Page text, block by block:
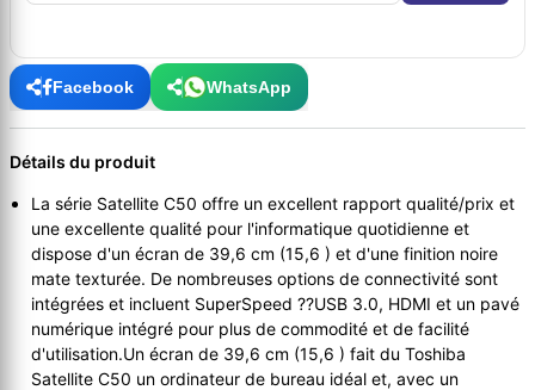
Facebook WhatsApp
Détails du produit
La série Satellite C50 offre un excellent rapport qualité/prix et
une excellente qualité pour l'informatique quotidienne et
dispose d'un écran de 39,6 cm (15,6 ) et d'une finition noire
mate texturée. De nombreuses options de connectivité sont
intégrées et incluent SuperSpeed ??USB 3.0, HDMI et un pavé
numérique intégré pour plus de commodité et de facilité
d'utilisation.Un écran de 39,6 cm (15,6 ) fait du Toshiba
Satellite C50 un ordinateur de bureau idéal et, avec un